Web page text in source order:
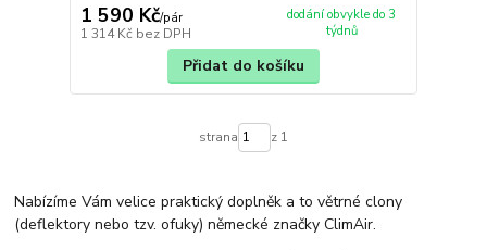
1 590 Kč/pár
1 314 Kč bez DPH
dodání obvykle do 3
týdnů
Přidat do košíku
strana z 1
Nabízíme Vám velice praktický doplněk a to větrné clony
(deflektory nebo tzv. ofuky) německé značky ClimAir.